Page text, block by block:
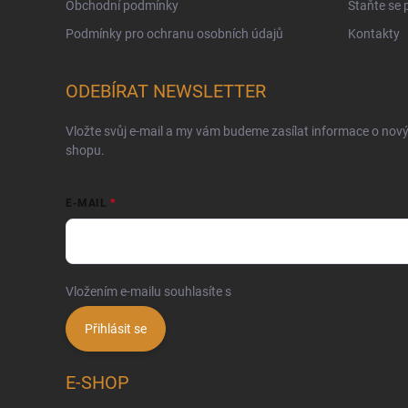
Obchodní podmínky
Podmínky pro ochranu osobních údajů
Staňte se
Kontakty
ODEBÍRAT NEWSLETTER
Vložte svůj e-mail a my vám budeme zasílat informace o
shopu.
E-MAIL
Vložením e-mailu souhlasíte s
Přihlásit se
E-SHOP